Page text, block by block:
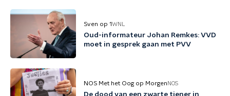
Sven op 1WNL
Oud-informateur Johan Remkes: VVD
moet in gesprek gaan met PVV
NOS Met het Oog op Morgen NOS
De dood van een zwarte tiener in